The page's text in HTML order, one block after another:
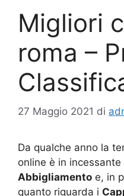
Migliori
roma –
27 Maggio 2021 di
Da qualche anno la
online è in
Abbigliamento e, in
quanto riguarda i